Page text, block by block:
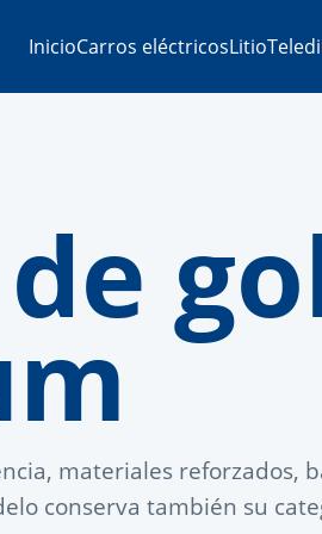
InicioCarros eléctricosLitio
materiales reforzados,
conserva también su